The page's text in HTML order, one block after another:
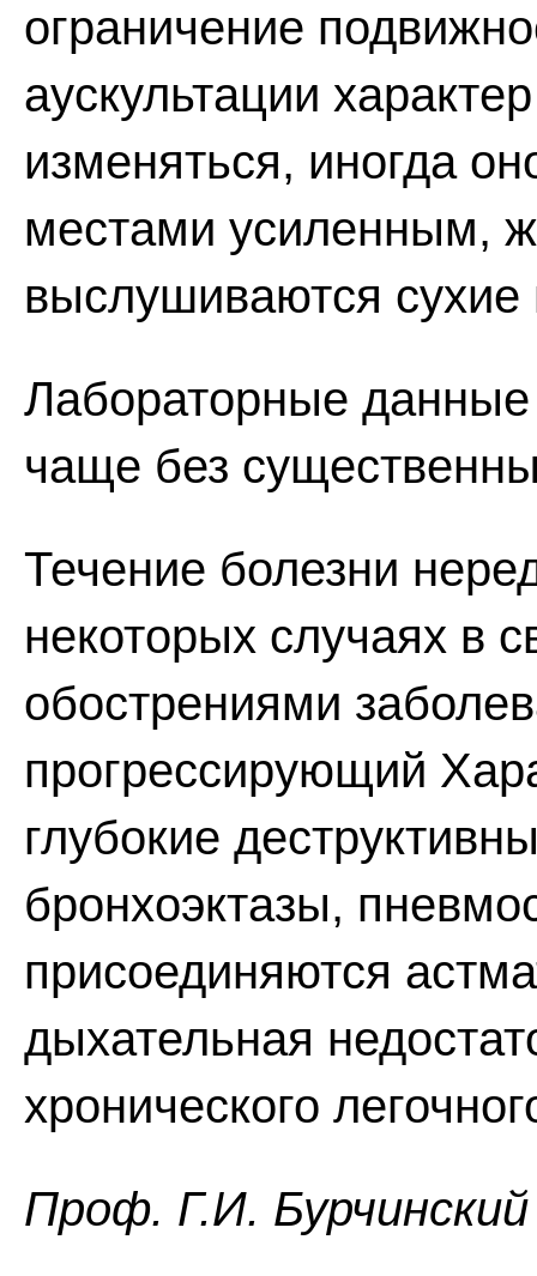
ограничение
аускультации
изменяться, иногда
местами усиленным,
выслушиваются
Лабораторные
чаще без
Течение болезни
некоторых случаях в
обострениями
прогрессирующий
глубокие
бронхоэктазы,
присоединяются
дыхательная
хронического
Проф. Г.И. Бурчинский